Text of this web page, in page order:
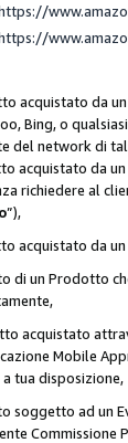
acquistato da
Bing, o
del network di
acquistato da
richiedere al
”),
acquistato da
di un Prodotto
acquistato
Mobile
tua disposizione,
soggetto ad un
Commissione